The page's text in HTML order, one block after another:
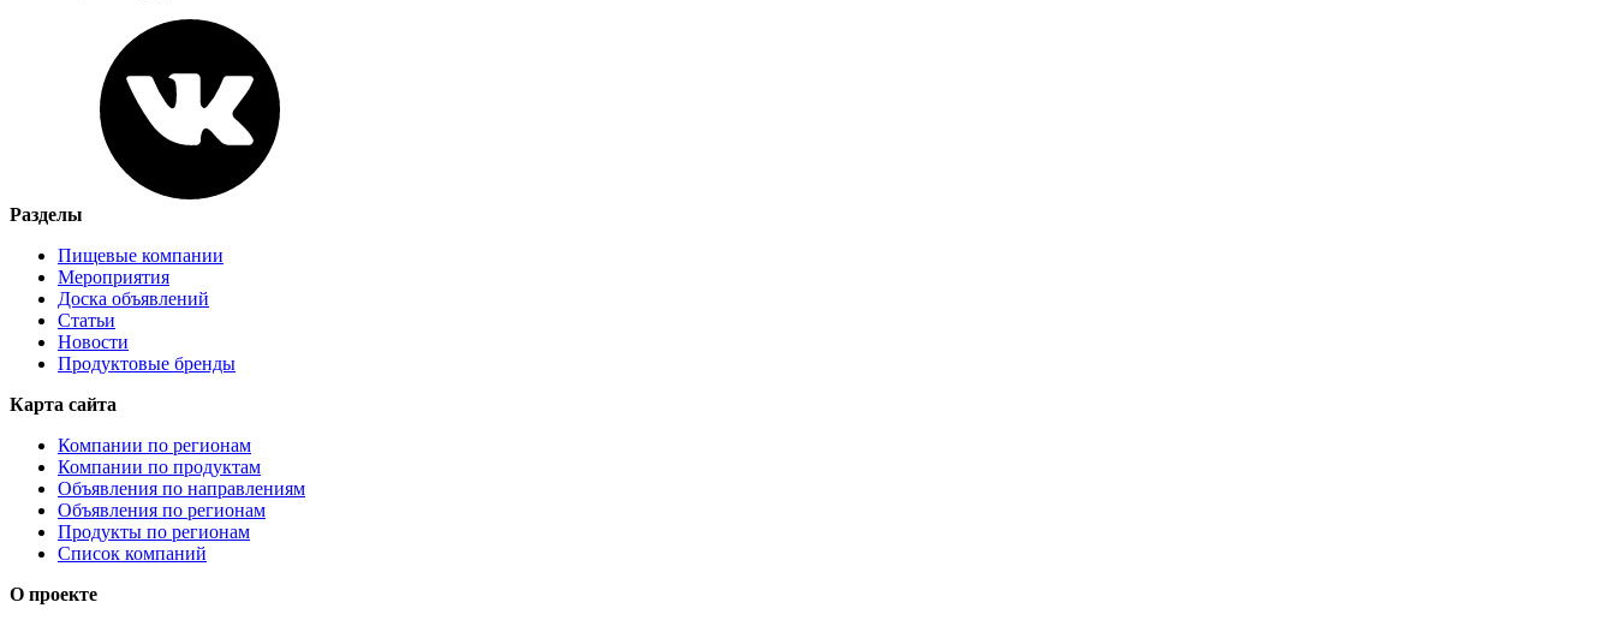
Разделы
Пищевые компании
Мероприятия
Доска объявлений
Статьи
Новости
Продуктовые бренды
Карта сайта
Компании по регионам
Компании по продуктам
Объявления по направлениям
Объявления по регионам
Продукты по регионам
Список компаний
О проекте